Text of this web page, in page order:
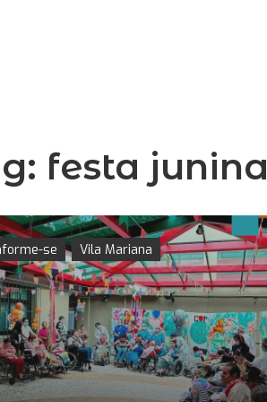
festa junina
se Vila Mariana